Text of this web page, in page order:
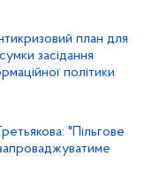
план для
засідання
політики
"Пільгове